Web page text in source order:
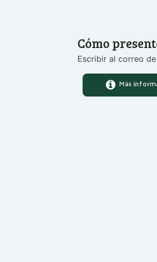
Cómo
Escribir al correo
Más